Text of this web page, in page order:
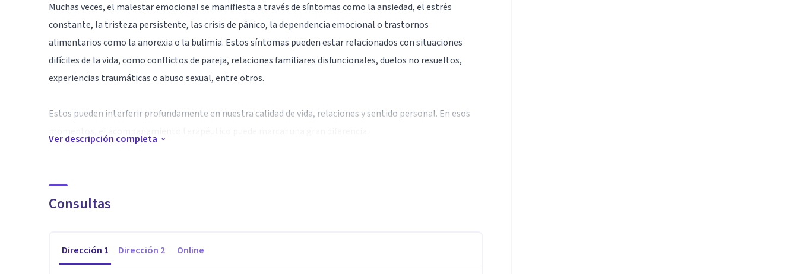
Muchas veces, el malestar emocional se manifiesta a través de síntomas como la ansiedad, el estrés
constante, la tristeza persistente, las crisis de pánico, la dependencia emocional o trastornos
alimentarios como la anorexia o la bulimia. Estos síntomas pueden estar relacionados con situaciones
difíciles de la vida, como conflictos de pareja, relaciones familiares disfuncionales, duelos no resueltos,
experiencias traumáticas o abuso sexual, entre otros.
Estos pueden interferir profundamente en nuestra calidad de vida, relaciones y sentido personal. En esos
en procesos de sanación y transformación. Me formé en la Pontificia Universidad Católica de Valparaíso
(Chile) y me especialicé en terapia sistémica y Gestalt. A lo largo de mi carrera, he integrado además
Especialidad
Ver descripción completa
Consultas
Dirección 1 Dirección 2 Online